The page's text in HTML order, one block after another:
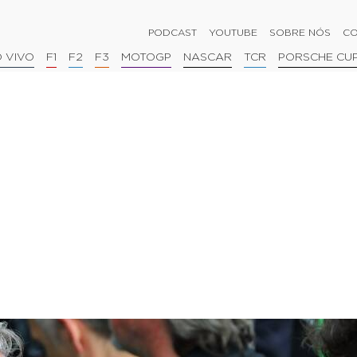
PODCAST YOUTUBE SOBRE NÓS
VIVO F1 F2 F3 MOTOGP NASCAR TCR PORSCHE